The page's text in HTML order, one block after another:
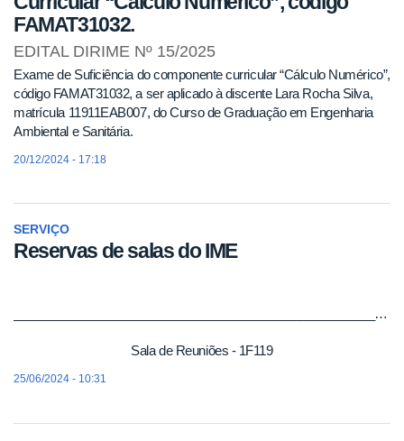
FAMAT31032.
EDITAL DIRIME Nº 15/2025
Exame de Suficiência do componente curricular “Cálculo Numérico”,
código FAMAT31032, a ser aplicado à discente Lara Rocha Silva,
matrícula 11911EAB007, do Curso de Graduação em Engenharia
Ambiental e Sanitária.
20/12/2024 - 17:18
SERVIÇO
Reservas de salas do IME
__________________________________________________________________________________________
Sala de Reuniões - 1F119
25/06/2024 - 10:31